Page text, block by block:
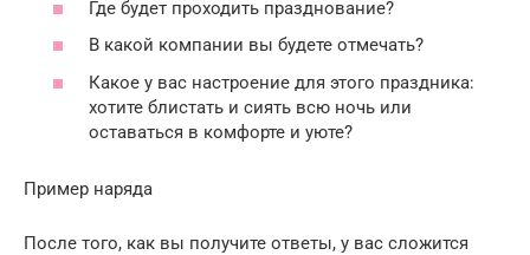
Где будет проходить празднование?
В какой компании вы будете отмечать?
Какое у вас настроение для этого праздника:
хотите блистать и сиять всю ночь или
оставаться в комфорте и уюте?
Пример наряда
После того, как вы получите ответы, у вас сложится